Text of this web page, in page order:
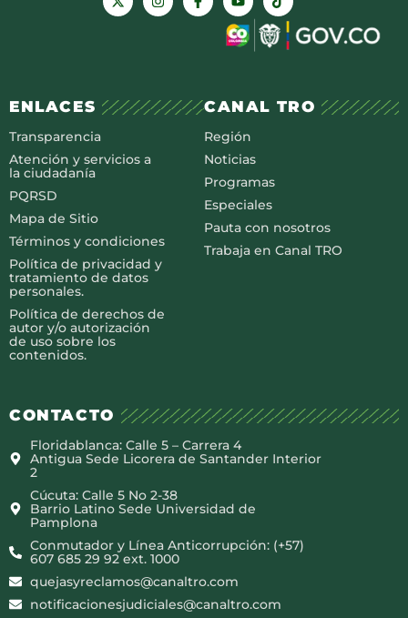
ENLACES
Transparencia
Atención y servicios a
la ciudadanía
PQRSD
Mapa de Sitio
Términos y condiciones
Política de privacidad y
tratamiento de datos
personales.
Política de derechos de
autor y/o autorización
de uso sobre los
contenidos.
CANAL TRO
Región
Noticias
Programas
Especiales
Pauta con nosotros
Trabaja en Canal TRO
CONTACTO
Floridablanca: Calle 5 – Carrera 4
Antigua Sede Licorera de Santander Interior
2
Cúcuta: Calle 5 No 2-38
Barrio Latino Sede Universidad de
Pamplona
Conmutador y Línea Anticorrupción: (+57)
607 685 29 92 ext. 1000
quejasyreclamos@canaltro.com
notificacionesjudiciales@canaltro.com